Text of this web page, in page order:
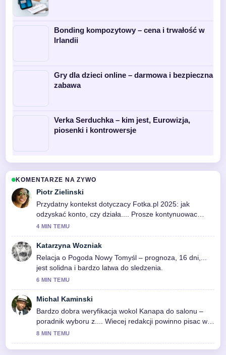
Bonding kompozytowy – cena i trwałość w
Irlandii
Gry dla dzieci online – darmowa i bezpieczna
zabawa
Verka Serduchka – kim jest, Eurowizja,
piosenki i kontrowersje
KOMENTARZE NA ZYWO
Piotr Zielinski
Przydatny kontekst dotyczacy Fotka.pl 2025: jak
odzyskać konto, czy działa.... Prosze kontynuowac
aktualizacje na zywo.
4 MIN TEMU
Katarzyna Wozniak
Relacja o Pogoda Nowy Tomyśl – prognoza, 16 dni,...
jest solidna i bardzo latwa do sledzenia.
6 MIN TEMU
Michal Kaminski
Bardzo dobra weryfikacja wokol Kanapa do salonu –
poradnik wyboru z.... Wiecej redakcji powinno pisac w
ten sposob.
8 MIN TEMU